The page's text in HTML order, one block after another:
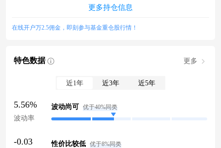
更多持仓信息
在线开户万2.5佣金，即刻参与基金重仓股行情！
特色数据 更多
近1年 近3年 近5年
5.56%
波动率
波动尚可 优于40%同类
-0.03 性价比较低 优于8%同类